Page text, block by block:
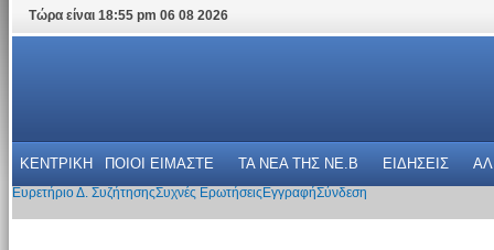
Τώρα είναι 18:55 pm 06 08 2026
ΚΕΝΤΡΙΚΗ ΠΟΙΟΙ ΕΙΜΑΣΤΕ ΤΑ ΝΕΑ THΣ NE.B ΕΙΔΗΣΕΙΣ
Ευρετήριο Δ. ΣυζήτησηςΣυχνές Ερωτήσεις ΕγγραφήΣύνδεση